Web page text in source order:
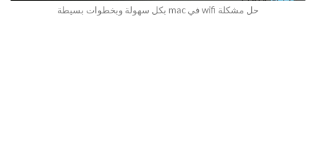
حل مشكلة wifi في mac بكل سهولة وبخطوات بسيطة